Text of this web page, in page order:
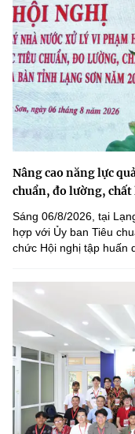
Nâng cao năng lực
chuẩn, đo lường,
Sáng 06/8/2026, tại
hợp với Ủy ban Tiêu
chức Hội nghị tập huấn